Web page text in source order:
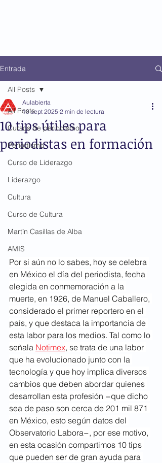
Entrada
All Posts
Cursos de periodismo
Periodismo
Curso de Liderazgo
Liderazgo
Cultura
Curso de Cultura
Martín Casillas de Alba
AMIS
All Posts
10 tips útiles para
periodistas en formación
Aulabierta
10 sept 2025 2 min de lectura
Por si aún no lo sabes, hoy se celebra
en México el día del periodista, fecha
elegida en conmemoración a la
muerte, en 1926, de Manuel Caballero,
considerado el primer reportero en el
país, y que destaca la importancia de
esta labor para los medios. Tal como lo
señala Notimex, se trata de una labor
que ha evolucionado junto con la
tecnología y que hoy implica diversos
cambios que deben abordar quienes
desarrollan esta profesión −que dicho
sea de paso son cerca de 201 mil 871
en México, esto según datos del
Observatorio Labora−, por ese motivo,
en esta ocasión compartimos 10 tips
que pueden ser de gran ayuda para